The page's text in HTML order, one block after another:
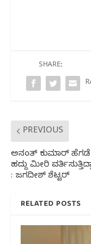
b
o
r A
p
SHARE:
PREVIOUS
ಅನಂತ್ ಕುಮಾರ್ ಹೆಗಡೆ
ಹದ್ದು ಮೀರಿ
: ಜಗದೀಶ್ ಶೆಟ್ಟರ್
RELATED POSTS